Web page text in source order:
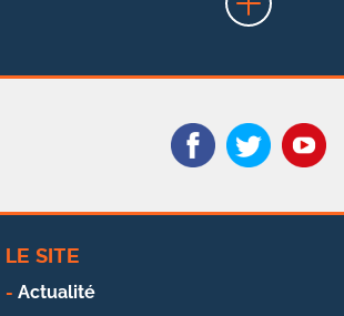
LE SITE
Actualité